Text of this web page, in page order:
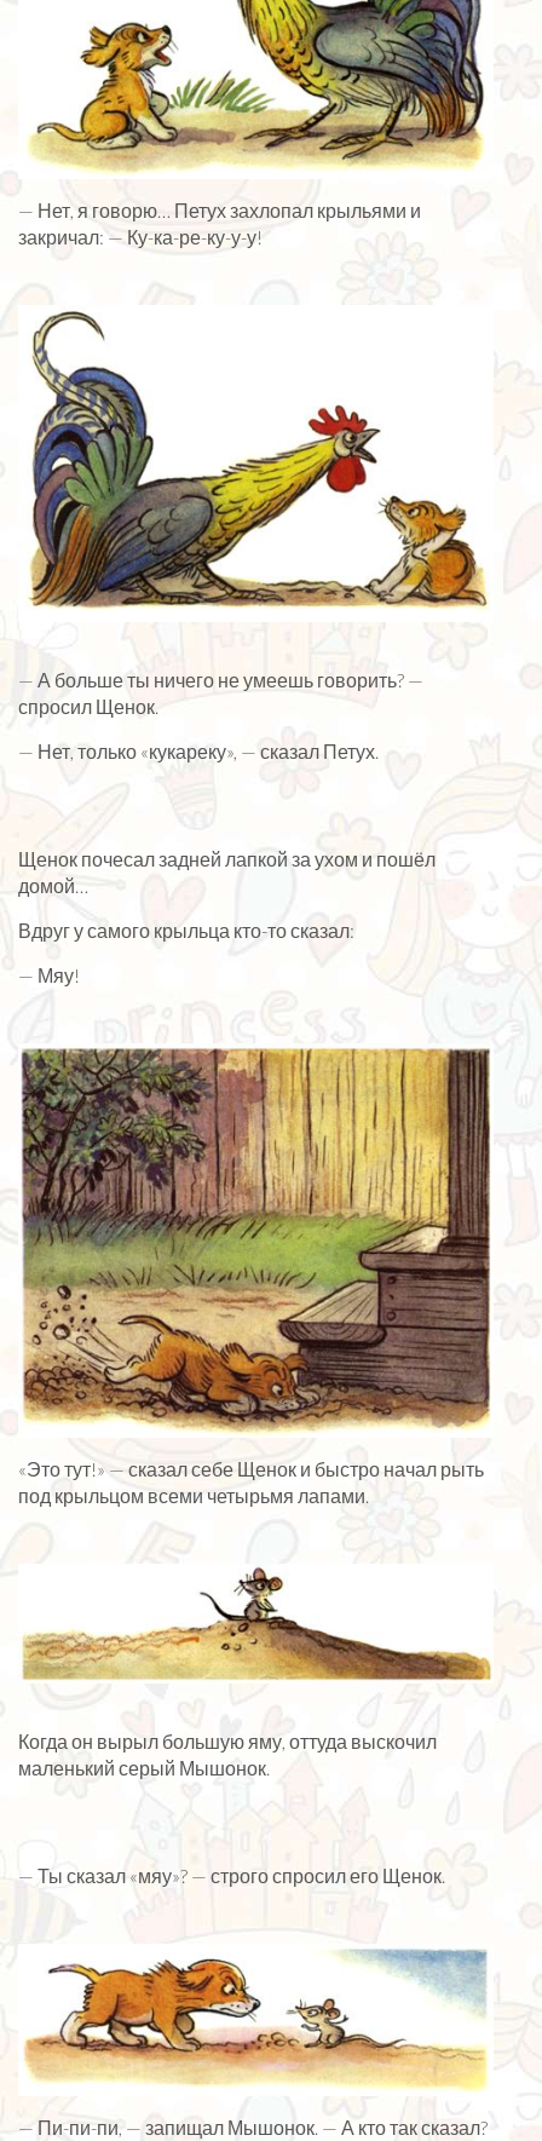
— Нет, я говорю… Петух захлопал крыльями и
закричал: — Ку-ка-ре-ку-у-у!
— А больше ты ничего не умеешь говорить? —
спросил Щенок.
— Нет, только «кукареку», — сказал Петух.
Щенок почесал задней лапкой за ухом и пошёл
домой…
Вдруг у самого крыльца кто-то сказал:
— Мяу!
«Это тут!» — сказал себе Щенок и быстро начал рыть
под крыльцом всеми четырьмя лапами.
Когда он вырыл большую яму, оттуда выскочил
маленький серый Мышонок.
— Ты сказал «мяу»? — строго спросил его Щенок.
— Пи-пи-пи, — запищал Мышонок. — А кто так сказал?